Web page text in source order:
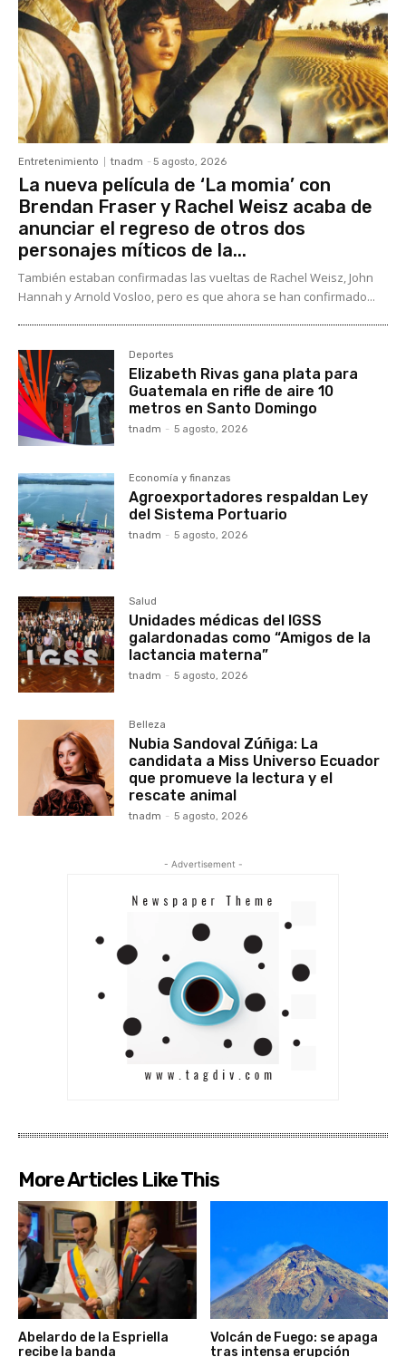
Entretenimiento tnadm - 5 agosto, 2026
La nueva película de ‘La momia’ con
Brendan Fraser y Rachel Weisz acaba de
anunciar el regreso de otros dos
personajes míticos de la...
También estaban confirmadas las vueltas de Rachel Weisz, John
Hannah y Arnold Vosloo, pero es que ahora se han confirmado...
Deportes
Elizabeth Rivas gana plata para
Guatemala en rifle de aire 10
metros en Santo Domingo
tnadm - 5 agosto, 2026
Economía y finanzas
Agroexportadores respaldan Ley
del Sistema Portuario
tnadm - 5 agosto, 2026
Salud
Unidades médicas del IGSS
galardonadas como “Amigos de la
lactancia materna”
tnadm - 5 agosto, 2026
Belleza
Nubia Sandoval Zúñiga: La
candidata a Miss Universo Ecuador
que promueve la lectura y el
rescate animal
tnadm - 5 agosto, 2026
- Advertisement -
More Articles Like This
Abelardo de la Espriella
recibe la banda
Volcán de Fuego: se apaga
tras intensa erupción